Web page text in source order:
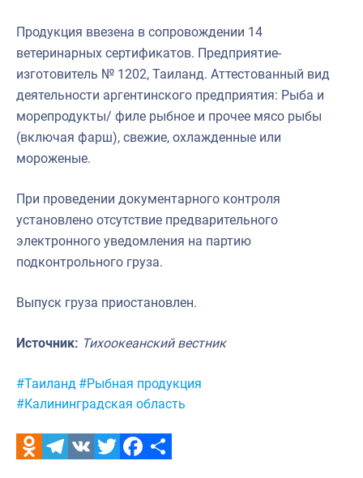
Продукция ввезена в сопровождении 14
ветеринарных сертификатов. Предприятие-
изготовитель № 1202, Таиланд. Аттестованный вид
деятельности аргентинского предприятия: Рыба и
морепродукты/ филе рыбное и прочее мясо рыбы
(включая фарш), свежие, охлажденные или
мороженые.
При проведении документарного контроля
установлено отсутствие предварительного
электронного уведомления на партию
подконтрольного груза.
Выпуск груза приостановлен.
Источник: Тихоокеанский вестник
Метки:
#Таиланд #Рыбная продукция
#Калининградская область